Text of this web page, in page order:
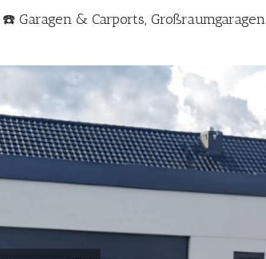
Garagen & Carports, Großraumgaragen